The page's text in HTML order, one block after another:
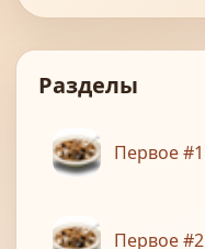
Разделы
Первое #1
Первое #2